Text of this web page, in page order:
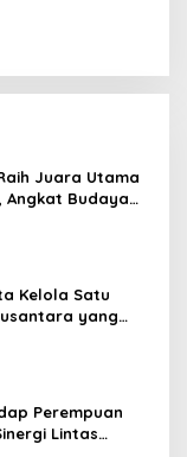
Juara Utama
Angkat Budaya
Kelola Satu
yang
Perempuan
Lintas